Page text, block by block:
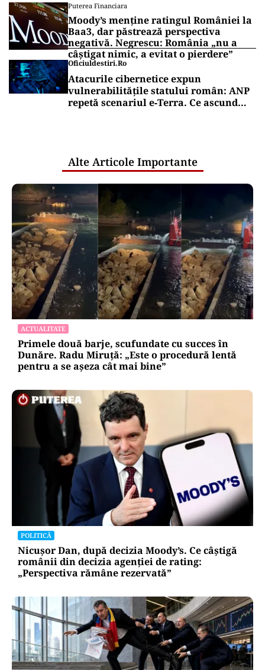
Puterea Financiara
Moody’s menține ratingul României la
Baa3, dar păstrează perspectiva
negativă. Negrescu: România „nu a
câștigat nimic, a evitat o pierdere”
Oficiuldestiri.ro
Atacurile cibernetice expun
vulnerabilitățile statului român: ANP
repetă scenariul e‑Terra. Ce ascund
Alte Articole Importante
ACTUALITATE
Primele două barje, scufundate cu succes în
Dunăre. Radu Miruță: „Este o procedură lentă
pentru a se așeza cât mai bine”
POLITICĂ
Nicușor Dan, după decizia Moody’s. Ce câștigă
românii din decizia agenției de rating:
„Perspectiva rămâne rezervată”